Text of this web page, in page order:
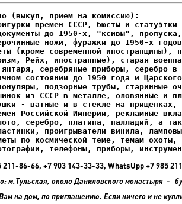
времен СССР, бюсты и статуэтки
до 1950-х, "ксивы", пропуска,
- ватные и в стекле на прищепках,
телефоны, приборы,
211-86-66, +7 903 143-33-33, WhatsUpp +7 985
м.Тульская, около Даниловского монастыря -
на дом, по приглашению. Если ничего и не